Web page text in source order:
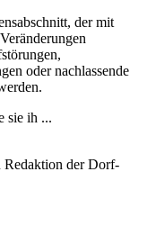
der mit
oder nachlassende
sie ih ...
Redaktion der Dorf-